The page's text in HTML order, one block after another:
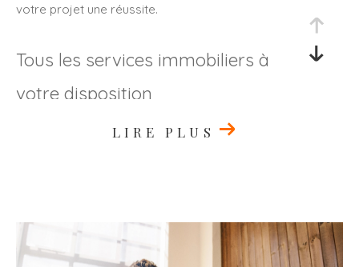
votre projet une réussite.
Tous les services immobiliers à
votre disposition
expérience et de notre accompagnement sur
mesure, nous mettons tout en œuvre pour
LIRE PLUS